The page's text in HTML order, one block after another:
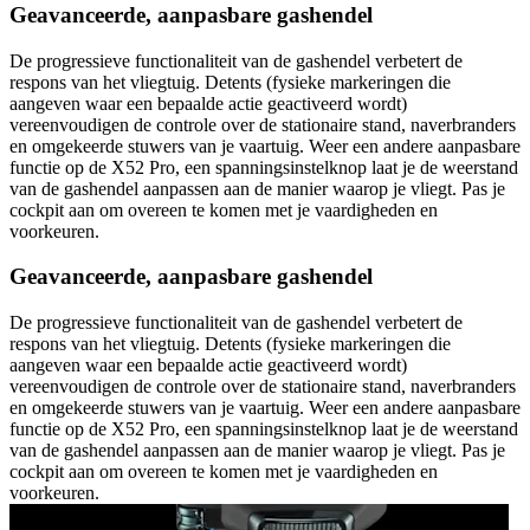
Geavanceerde, aanpasbare gashendel
De progressieve functionaliteit van de gashendel verbetert de
respons van het vliegtuig. Detents (fysieke markeringen die
aangeven waar een bepaalde actie geactiveerd wordt)
vereenvoudigen de controle over de stationaire stand, naverbranders
en omgekeerde stuwers van je vaartuig. Weer een andere aanpasbare
functie op de X52 Pro, een spanningsinstelknop laat je de weerstand
van de gashendel aanpassen aan de manier waarop je vliegt. Pas je
cockpit aan om overeen te komen met je vaardigheden en
voorkeuren.
Geavanceerde, aanpasbare gashendel
De progressieve functionaliteit van de gashendel verbetert de
respons van het vliegtuig. Detents (fysieke markeringen die
aangeven waar een bepaalde actie geactiveerd wordt)
vereenvoudigen de controle over de stationaire stand, naverbranders
en omgekeerde stuwers van je vaartuig. Weer een andere aanpasbare
functie op de X52 Pro, een spanningsinstelknop laat je de weerstand
van de gashendel aanpassen aan de manier waarop je vliegt. Pas je
cockpit aan om overeen te komen met je vaardigheden en
voorkeuren.